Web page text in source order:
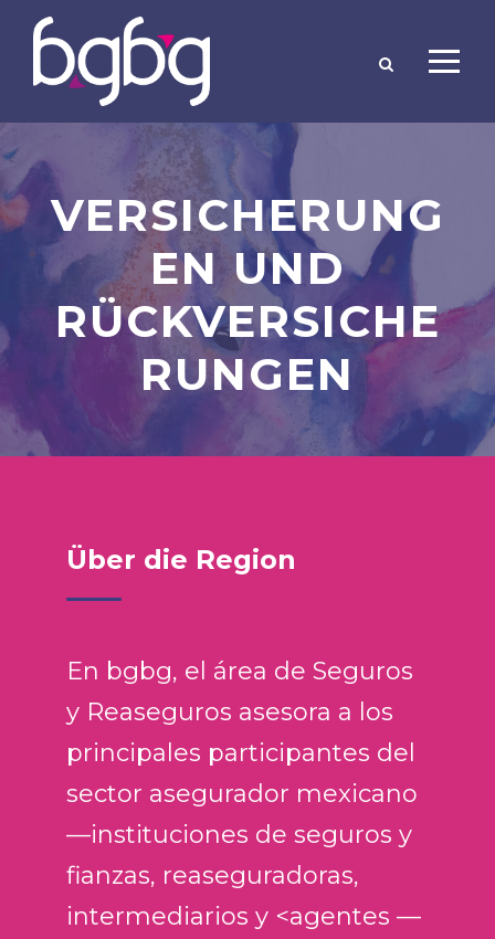
VERSICHERUNG
EN UND
RÜCKVERSICHE
RUNGEN
Über die Region
En bgbg, el área de Seguros
y Reaseguros asesora a los
principales participantes del
sector asegurador mexicano
—instituciones de seguros y
fianzas, reaseguradoras,
intermediarios y <agentes —